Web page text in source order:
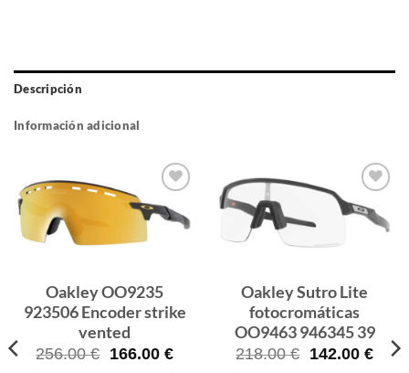
Descripción
Información adicional
Gafas
de sol
Oakley OO9235
923506 Encoder strike
vented
256.00€ El
166.00 €El
Gafas
de sol
que
Oakley Sutro Lite
fotocromáticas
OO9463 946345 39
218.00€ El
142.00 €El